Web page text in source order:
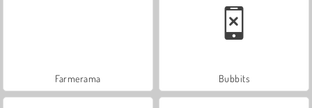
Farmerama Bubbits